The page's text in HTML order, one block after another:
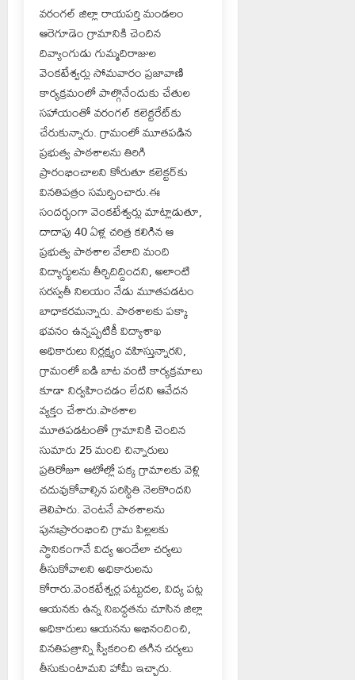
వరంగల్ జిల్లా రాయపర్తి మండలం
ఆరెగూడెం గ్రామానికి చెందిన
దివ్యాంగుడు గుమ్మదిరాజుల
వెంకటేశ్వర్లు సోమవారం ప్రజావాణి
కార్యక్రమంలో పాల్గొనేందుకు చేతుల
సహాయంతో వరంగల్ కలెక్టరేట్‌కు
చేరుకున్నారు. గ్రామంలో మూతపడిన
ప్రభుత్వ పాఠశాలను తిరిగి
ప్రారంభించాలని కోరుతూ కలెక్టర్‌కు
వినతిపత్రం సమర్పించారు.ఈ
సందర్భంగా వెంకటేశ్వర్లు మాట్లాడుతూ,
దాదాపు 40 ఏళ్ల చరిత్ర కలిగిన ఆ
ప్రభుత్వ పాఠశాల వేలాది మంది
విద్యార్థులను తీర్చిదిద్దిందని, అలాంటి
సరస్వతీ నిలయం నేడు మూతపడటం
బాధాకరమన్నారు. పాఠశాలకు పక్కా
భవనం ఉన్నప్పటికీ విద్యాశాఖ
అధికారులు నిర్లక్ష్యం వహిస్తున్నారని,
గ్రామంలో బడి బాట వంటి కార్యక్రమాలు
కూడా నిర్వహించడం లేదని ఆవేదన
వ్యక్తం చేశారు.పాఠశాల
మూతపడటంతో గ్రామానికి చెందిన
సుమారు 25 మంది చిన్నారులు
ప్రతిరోజూ ఆటోల్లో పక్క గ్రామాలకు వెళ్లి
చదువుకోవాల్సిన పరిస్థితి నెలకొందని
తెలిపారు. వెంటనే పాఠశాలను
పునఃప్రారంభించి గ్రామ పిల్లలకు
స్థానికంగానే విద్య అందేలా చర్యలు
తీసుకోవాలని అధికారులను
కోరారు.వెంకటేశ్వర్ల పట్టుదల, విద్య పట్ల
ఆయనకు ఉన్న నిబద్ధతను చూసిన జిల్లా
అధికారులు ఆయనను అభినందించి,
వినతిపత్రాన్ని స్వీకరించి తగిన చర్యలు
తీసుకుంటామని హామీ ఇచ్చారు.